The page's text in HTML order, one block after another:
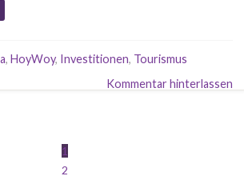
, HoyWoy, Investitionen, Tourismus
Kommentar hinterlassen
1
2